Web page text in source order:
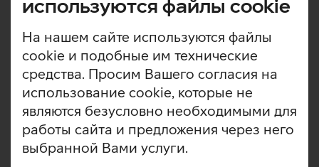
используются файлы cookie
На нашем сайте используются файлы
cookie и подобные им технические
средства. Просим Вашего согласия на
использование cookie, которые не
являются безусловно необходимыми для
работы сайта и предложения через него
выбранной Вами услуги.
самообслуживание
TeliaSeadmekindlustus@Willis.com
+372 641 1777
Действуйте в соответствии с
дальнейшими инструкциями